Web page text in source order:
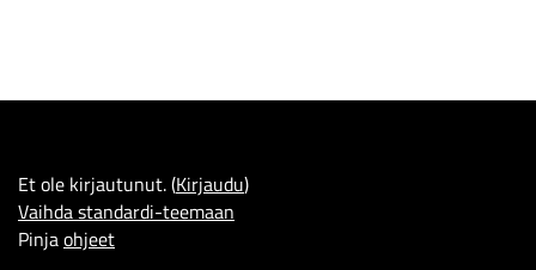
Et ole kirjautunut. (Kirjaudu)
Vaihda standardi-teemaan
Pinjaohjeet